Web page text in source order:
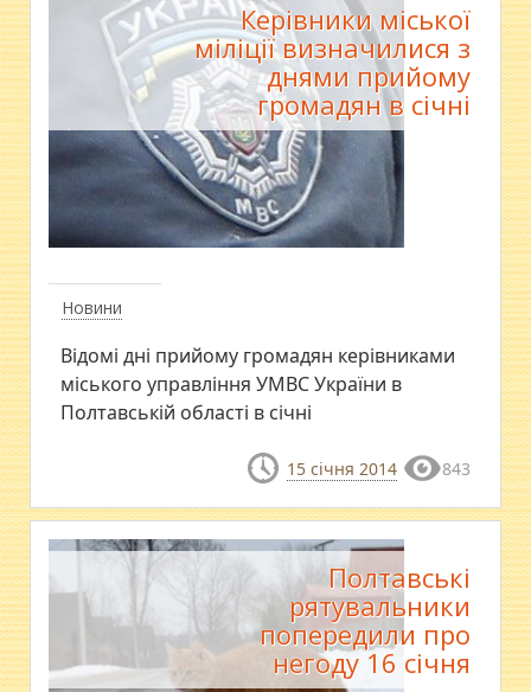
Новини
Керівники міської
міліції визначилися з
днями прийому
громадян в січні
Відомі дні прийому громадян керівниками
міського управління УМВС України в
Полтавській області в січні
15 січня 2014 843
Полтавські
рятувальники
попередили про
негоду 16 січня